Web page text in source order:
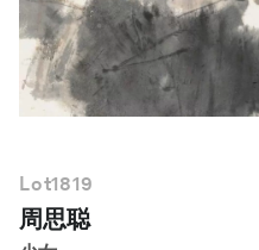
简体中文
Lot1819
周思聪